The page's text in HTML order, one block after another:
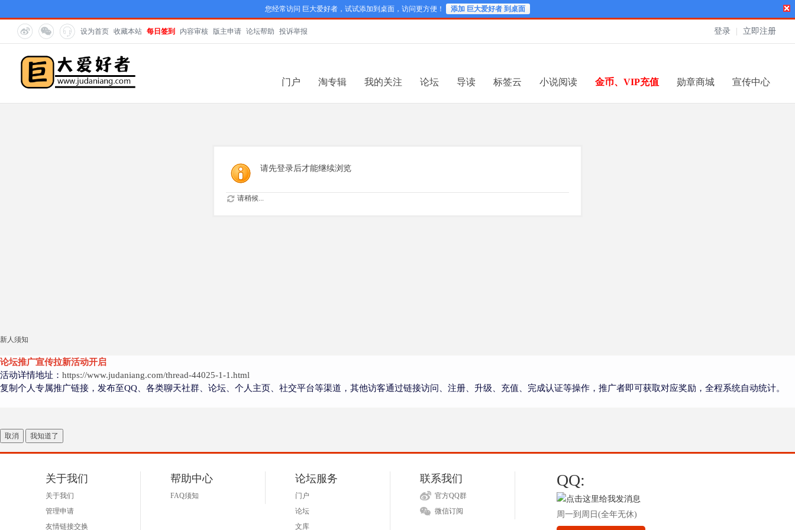
您经常访问 巨大爱好者，试试添加到桌面，访问更方便！ 添加 巨大爱好者 到桌面
登录 立即注册
设为首页 收藏本站 每日签到 内容审核 版主申请 论坛帮助 投诉举报
门户 淘专辑 我的关注 论坛 导读 标签云 小说阅读 金币、VIP充值 勋章商城 宣传中心
请先登录后才能继续浏览
请稍候...
新人须知
论坛推广宣传拉新活动开启
活动详情地址： https://www.judaniang.com/thread-44025-1-1.html
复制个人专属推广链接，发布至QQ、各类聊天社群、论坛、个人主页、社交平台等渠道，其他访客通过链接访问、注册、升级、充值、完成认证等操作，推广者即可获取对应奖励，全程系统自动统计。
取消 我知道了
关于我们
关于我们
管理申请
友情链接交换
帮助中心
FAQ须知
论坛服务
门户
论坛
文库
联系我们
官方QQ群
微信订阅
QQ:
周一到周日(全年无休)